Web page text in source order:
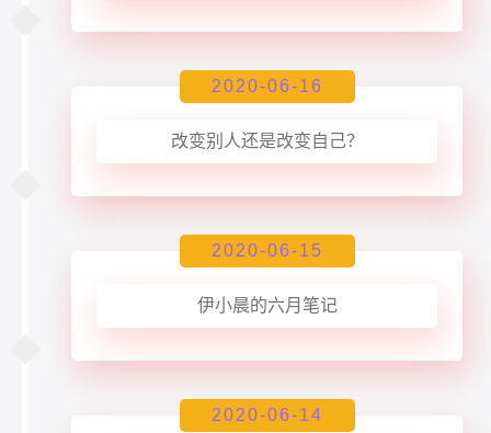
2020-06-16
改变别人还是改变自己？
2020-06-15
伊小晨的六月笔记
2020-06-14